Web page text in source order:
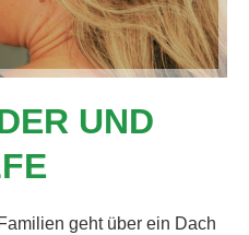
UND
geht über ein Dach